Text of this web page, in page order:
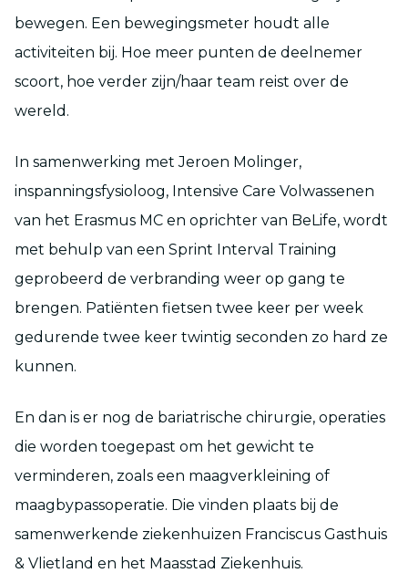
bewegen. Een bewegingsmeter houdt alle
activiteiten bij. Hoe meer punten de deelnemer
scoort, hoe verder zijn/haar team reist over de
wereld.
In samenwerking met Jeroen Molinger,
inspanningsfysioloog, Intensive Care Volwassenen
van het Erasmus MC en oprichter van BeLife, wordt
met behulp van een Sprint Interval Training
geprobeerd de verbranding weer op gang te
brengen. Patiënten fietsen twee keer per week
gedurende twee keer twintig seconden zo hard ze
kunnen.
En dan is er nog de bariatrische chirurgie, operaties
die worden toegepast om het gewicht te
verminderen, zoals een maagverkleining of
maagbypassoperatie. Die vinden plaats bij de
samenwerkende ziekenhuizen Franciscus Gasthuis
& Vlietland en het Maasstad Ziekenhuis.